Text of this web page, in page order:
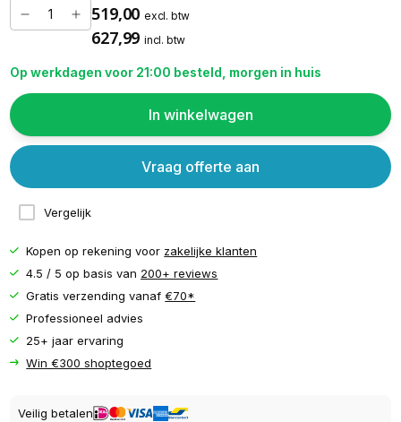
519,00 excl. btw
627,99 incl. btw
Op werkdagen voor 21:00 besteld, morgen in huis
In winkelwagen
Vergelijk
Vraag offerte aan
Kopen op rekening voor zakelijke klanten
4.5 / 5 op basis van 200+ reviews
Gratis verzending vanaf€70*
Professioneel advies
25+ jaar ervaring
Win €300 shoptegoed
Veilig betalen